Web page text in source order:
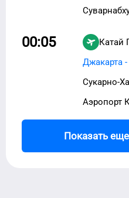
00:05 Катай
Джакарта
Сукарно-
Аэропорт
Показать